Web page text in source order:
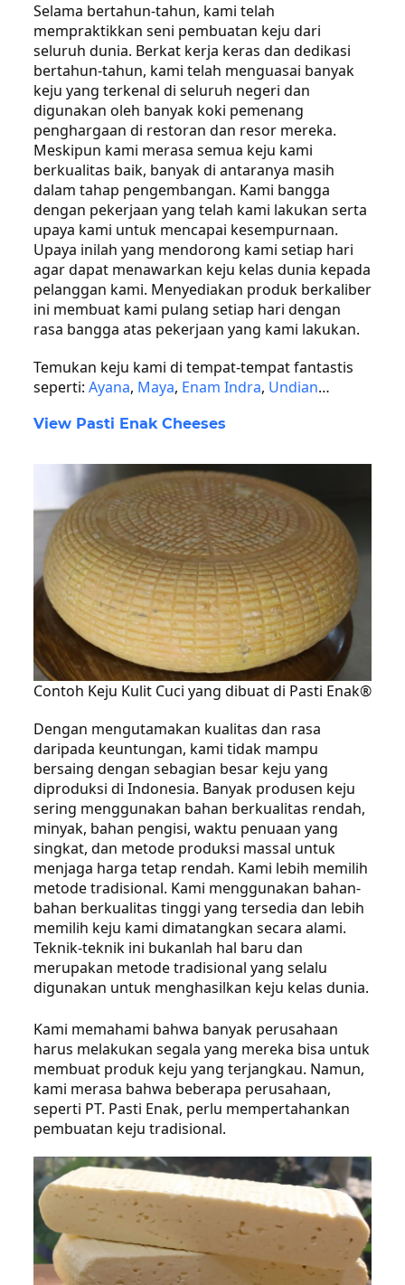
Selama bertahun-tahun, kami telah
mempraktikkan seni pembuatan keju dari
seluruh dunia. Berkat kerja keras dan dedikasi
bertahun-tahun, kami telah menguasai banyak
keju yang terkenal di seluruh negeri dan
digunakan oleh banyak koki pemenang
penghargaan di restoran dan resor mereka.
Meskipun kami merasa semua keju kami
berkualitas baik, banyak di antaranya masih
dalam tahap pengembangan. Kami bangga
dengan pekerjaan yang telah kami lakukan serta
upaya kami untuk mencapai kesempurnaan.
Upaya inilah yang mendorong kami setiap hari
agar dapat menawarkan keju kelas dunia kepada
pelanggan kami. Menyediakan produk berkaliber
ini membuat kami pulang setiap hari dengan
rasa bangga atas pekerjaan yang kami lakukan.
Temukan keju kami di tempat-tempat fantastis
seperti: Ayana, Maya, Enam Indra, Undian…
View Pasti Enak Cheeses
Contoh Keju Kulit Cuci yang dibuat di Pasti Enak®
Dengan mengutamakan kualitas dan rasa
daripada keuntungan, kami tidak mampu
bersaing dengan sebagian besar keju yang
diproduksi di Indonesia. Banyak produsen keju
sering menggunakan bahan berkualitas rendah,
minyak, bahan pengisi, waktu penuaan yang
singkat, dan metode produksi massal untuk
menjaga harga tetap rendah. Kami lebih memilih
metode tradisional. Kami menggunakan bahan-
bahan berkualitas tinggi yang tersedia dan lebih
memilih keju kami dimatangkan secara alami.
Teknik-teknik ini bukanlah hal baru dan
merupakan metode tradisional yang selalu
digunakan untuk menghasilkan keju kelas dunia.
Kami memahami bahwa banyak perusahaan
harus melakukan segala yang mereka bisa untuk
membuat produk keju yang terjangkau. Namun,
kami merasa bahwa beberapa perusahaan,
seperti PT. Pasti Enak, perlu mempertahankan
pembuatan keju tradisional.